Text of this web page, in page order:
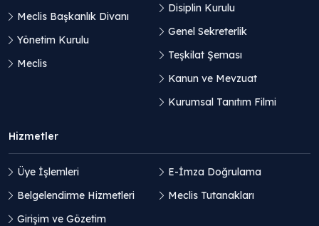
Meclis Başkanlık Divanı
Yönetim Kurulu
Meclis
Disiplin Kurulu
Genel Sekreterlik
Teşkilat Şeması
Kanun ve Mevzuat
Kurumsal Tanıtım Filmi
Hizmetler
Üye İşlemleri
Belgelendirme Hizmetleri
Girişim ve Gözetim
E-İmza Doğrulama
Meclis Tutanakları